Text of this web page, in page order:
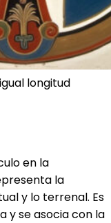
longitud
en la
la
y lo terrenal. Es
y se asocia con la